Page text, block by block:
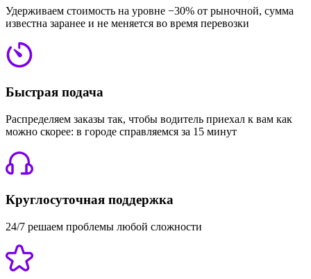
Удерживаем стоимость на уровне −30% от рыночной, сумма
известна заранее и не меняется во время перевозки
Быстрая подача
Распределяем заказы так, чтобы водитель приехал к вам как
можно скорее: в городе справляемся за 15 минут
Круглосуточная поддержка
24/7 решаем проблемы любой сложности